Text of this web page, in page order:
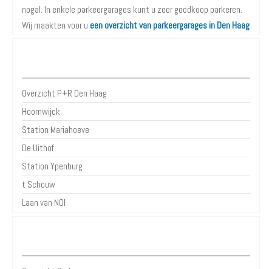
nogal. In enkele parkeergarages kunt u zeer goedkoop parkeren.
Wij maakten voor u een overzicht van parkeergarages in Den Haag
Overzicht P+R Den Haag
Hoornwijck
Station Mariahoeve
De Uithof
Station Ypenburg
t Schouw
Laan van NOI